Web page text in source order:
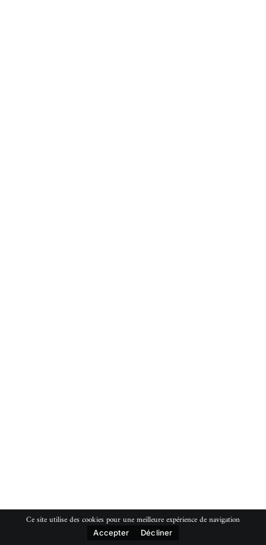
Ce site utilise des cookies pour une meilleure expérience de navigation
Accepter Décliner